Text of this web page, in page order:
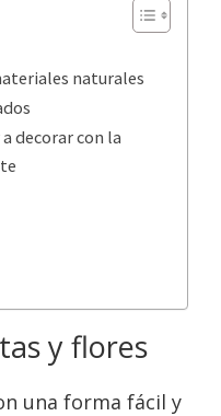
naturales
decorar con la
y flores
una forma fácil y